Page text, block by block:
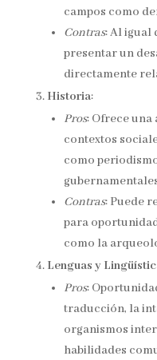
campos como
Contras: Al igual
presentar un
directamente
Historia:
Pros: Ofrece una
contextos
como
Contras: Puede
para
como la
Lenguas y
Pros:
traducción, la
organismos
habilidades